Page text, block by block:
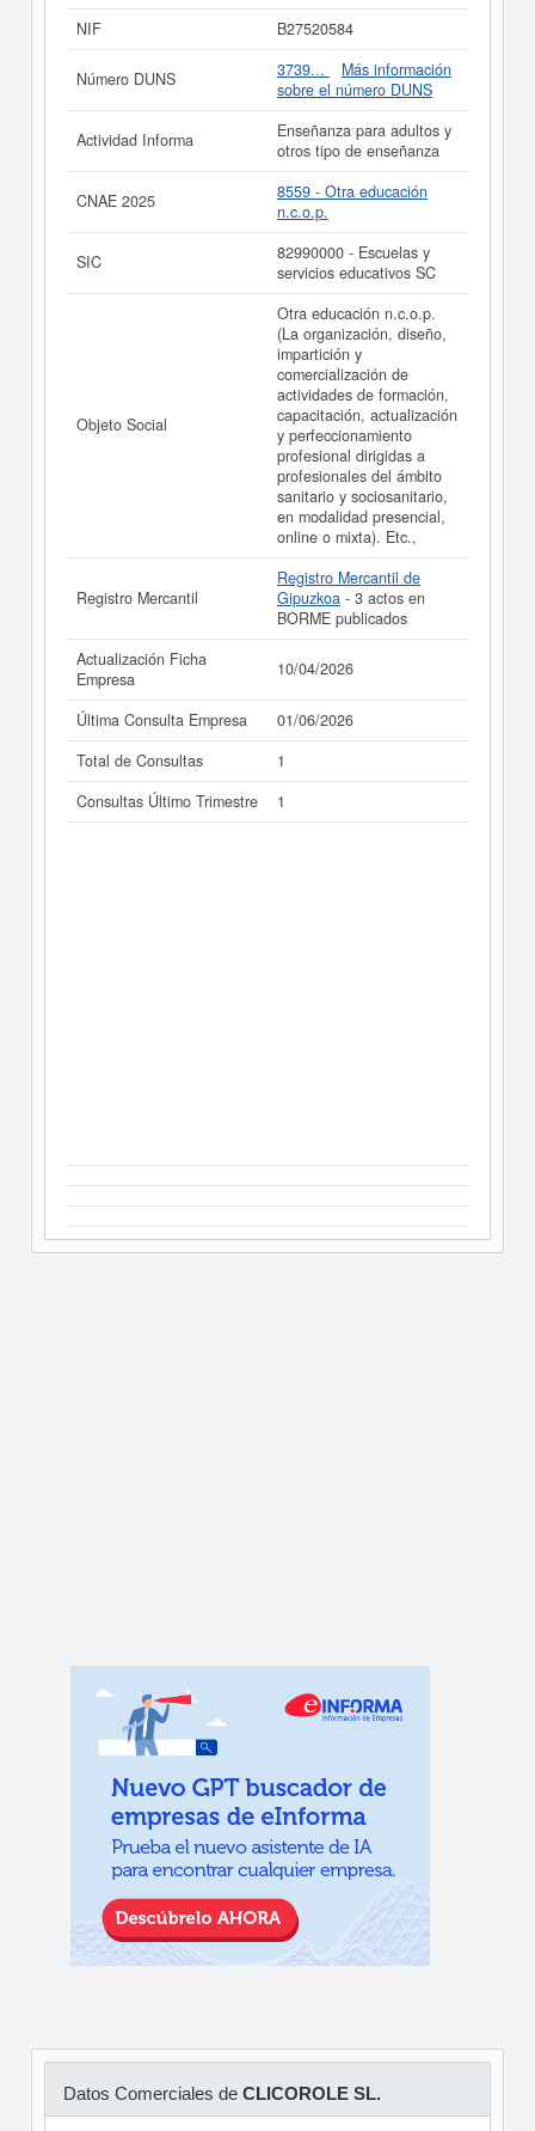
categoría CNAE 8559 - Otra educación n.c.o.p.. La
clasificación SIC correspondiente a la actividad
82990000. La ficha contabiliza un total de 1 consultas.
La última visualización es del 01/06/2026. Esta empresa
y otras similiares pueden aspirar a algunas
subvenciones. Descubra a cuales desde aquí. Su capital
se sitúa alrededor de 0 a 3.100 €. El número de actos
publicados en el BORME sobre esta empresa es de 3 y
figura en el Registro Mercantil de Gipuzkoa.
Si está interesado en conocer más datos de la empresa
CLICOROLE SL. puede
acceder inmediatamente a este
de CLICOROLE SL.
La última actualización del informe de empresa se ha
realizado el 10/04/2026.
NIF
B27520584
Número DUNS 3739...
Más información
sobre el número DUNS
Actividad Informa
Enseñanza para adultos y
otros tipo de enseñanza
CNAE 2025
8559 - Otra educación
n.c.o.p.
SIC
82990000 - Escuelas y
servicios educativos SC
Objeto Social
Otra educación n.c.o.p.
(La organización, diseño,
impartición y
comercialización de
actividades de formación,
capacitación, actualización
y perfeccionamiento
profesional dirigidas a
profesionales del ámbito
sanitario y sociosanitario,
en modalidad presencial,
online o mixta). Etc.,
Registro Mercantil
Registro Mercantil de
Gipuzkoa - 3 actos en
BORME publicados
Actualización Ficha
Empresa
10/04/2026
Última Consulta Empresa
01/06/2026
Total de Consultas
1
Consultas Último Trimestre
1
Datos Comerciales de CLICOROLE SL.